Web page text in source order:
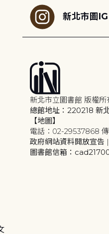
新北市圖IG
新北市立圖書館 版權所
總館地址：220218 新
【地圖】
電話：02-29537868
政府網站資料開放宣告 |
圖書館信箱：